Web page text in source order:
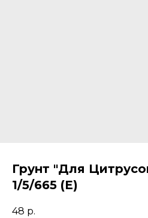
Грунт "Для
1/5/665 (Е)
48 р.